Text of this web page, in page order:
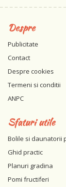
Despre
Publicitate
Contact
Despre cookies
Termeni si conditii
ANPC
Sfaturi utile
Bolile si daunatorii
Ghid practic
Planuri gradina
Pomi fructiferi